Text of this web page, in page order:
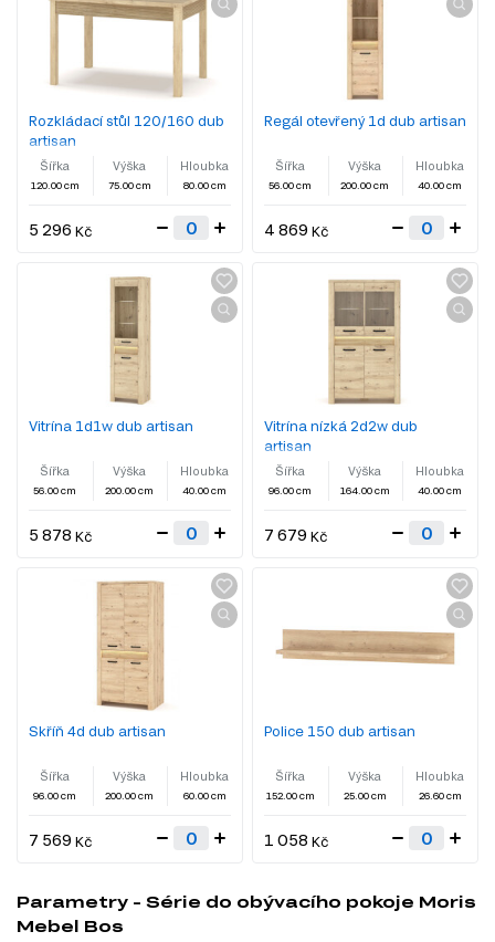
Rozkládací stůl 120/160 dub
artisan
Šířka
120.00 cm
Výška
75.00 cm
Hloubka
80.00 cm
5 296 Kč
Regál otevřený 1d dub artisan
Šířka
56.00 cm
Výška
200.00 cm
Hloubka
40.00 cm
4 869 Kč
Vitrína 1d1w dub artisan
Šířka
56.00 cm
Výška
200.00 cm
Hloubka
40.00 cm
5 878 Kč
Vitrína nízká 2d2w dub
artisan
Šířka
96.00 cm
Výška
164.00 cm
Hloubka
40.00 cm
7 679 Kč
Skříň 4d dub artisan
Šířka
96.00 cm
Výška
200.00 cm
Hloubka
60.00 cm
7 569 Kč
Police 150 dub artisan
Šířka
152.00 cm
Výška
25.00 cm
Hloubka
26.60 cm
1 058 Kč
Parametry - Série do obývacího pokoje Moris
Mebel Bos